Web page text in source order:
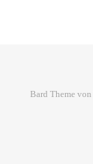
Bard Theme von